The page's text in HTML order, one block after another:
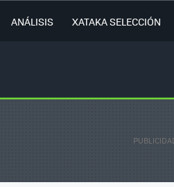
ANÁLISIS XATAKA SELECCIÓN